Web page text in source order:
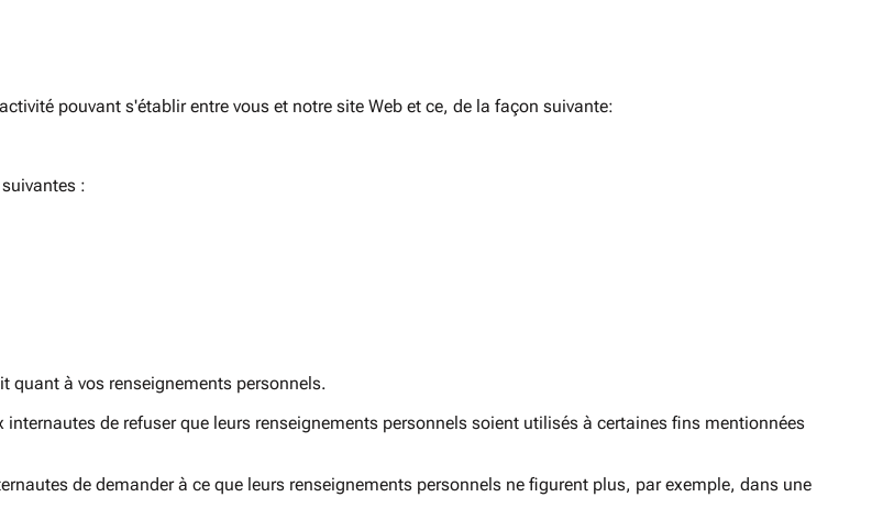
pouvant s'établir entre vous et notre site Web et ce, de la façon suivante:
:
quant à vos renseignements personnels.
de refuser que leurs renseignements personnels soient utilisés à certaines fins mentionnées
de demander à ce que leurs renseignements personnels ne figurent plus, par exemple, dans une